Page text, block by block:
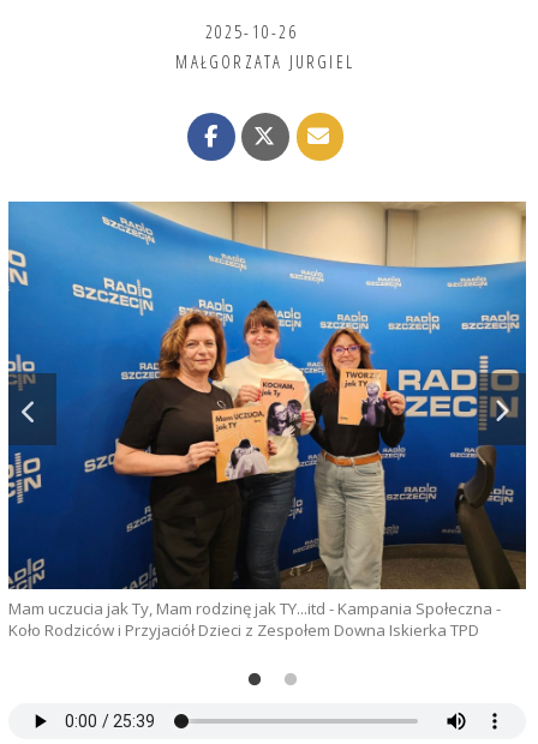
2025-10-26
MAŁGORZATA JURGIEL
Mam uczucia jak Ty, Mam rodzinę jak TY...itd - Kampania Społeczna -
Koło Rodziców i Przyjaciół Dzieci z Zespołem Downa Iskierka TPD